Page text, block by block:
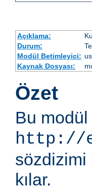
Açıklama:
Durum:
Modül Betimleyici:
Kaynak Dosyası:
Özet
Bu modül
http://
sözdizimi
kılar.